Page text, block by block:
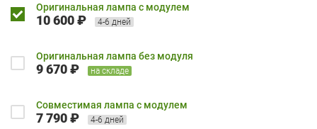
Оригинальная лампа с модулем
10 600 ₽ 4-6 дней
Оригинальная лампа без модуля
9 670 ₽ на складе
Совместимая лампа с модулем
7 790 ₽ 4-6 дней